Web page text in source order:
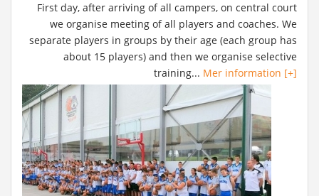
First day, after arriving of all campers, on central court
we organise meeting of all players and coaches. We
separate players in groups by their age (each group has
about 15 players) and then we organise selective
training... Mer information [+]